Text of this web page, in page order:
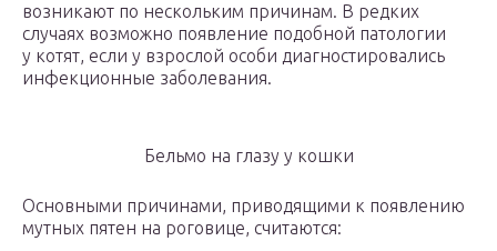
возникают по нескольким причинам. В редких
случаях возможно появление подобной патологии
у котят, если у взрослой особи диагностировались
инфекционные заболевания.
Бельмо на глазу у кошки
Основными причинами, приводящими к появлению
мутных пятен на роговице, считаются: